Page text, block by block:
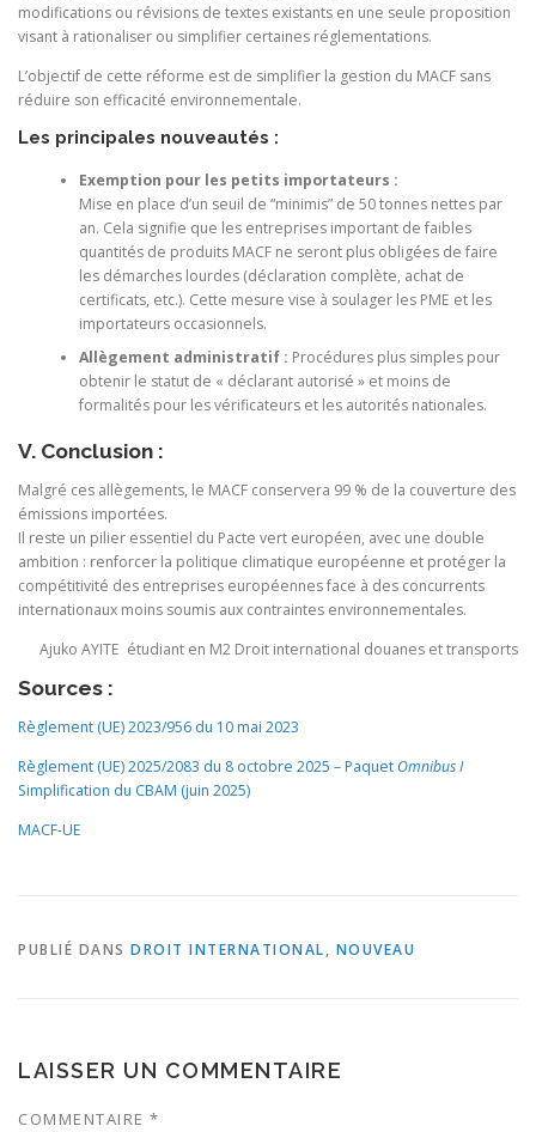
modifications ou révisions de textes existants en une seule proposition
visant à rationaliser ou simplifier certaines réglementations.
L’objectif de cette réforme est de simplifier la gestion du MACF sans
réduire son efficacité environnementale.
Les principales nouveautés :
Exemption pour les petits importateurs :
Mise en place d’un seuil de “minimis” de 50 tonnes nettes par
an. Cela signifie que les entreprises important de faibles
quantités de produits MACF ne seront plus obligées de faire
les démarches lourdes (déclaration complète, achat de
certificats, etc.). Cette mesure vise à soulager les PME et les
importateurs occasionnels.
Allègement administratif : Procédures plus simples pour
obtenir le statut de « déclarant autorisé » et moins de
formalités pour les vérificateurs et les autorités nationales.
V. Conclusion :
Malgré ces allègements, le MACF conservera 99 % de la couverture des
émissions importées.
Il reste un pilier essentiel du Pacte vert européen, avec une double
ambition : renforcer la politique climatique européenne et protéger la
compétitivité des entreprises européennes face à des concurrents
internationaux moins soumis aux contraintes environnementales.
Ajuko AYITE étudiant en M2 Droit international douanes et transports
Sources :
Règlement (UE) 2023/956 du 10 mai 2023
Règlement (UE) 2025/2083 du 8 octobre 2025 – Paquet Omnibus I
Simplification du CBAM (juin 2025)
MACF-UE
PUBLIÉ DANS DROIT INTERNATIONAL, NOUVEAU
LAISSER UN COMMENTAIRE
COMMENTAIRE *